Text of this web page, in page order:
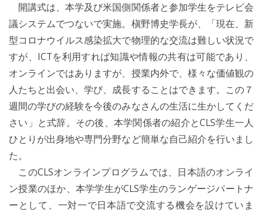
開講式は、本学及び米国側関係者と参加学生をテレビ会
議システムでつないで実施。槇野博史学長が、「現在、新
型コロナウイルス感染拡大で物理的な交流は難しい状況で
すが、ICTを利用すれば知識や情報の共有は可能であり、
オンラインではありますが、授業内外で、様々な価値観の
人たちと出会い、学び、成長することはできます。この７
週間の学びの経験を今後のみなさんの生活に生かしてくだ
さい」と式辞。その後、本学関係者の紹介とCLS学生一人
ひとりが出身地や専門分野など簡単な自己紹介を行いまし
た。
このCLSオンラインプログラムでは、日本語のオンライ
ン授業のほか、本学学生がCLS学生のランゲージパートナ
ーとして、一対一で日本語で交流する機会を設けていま